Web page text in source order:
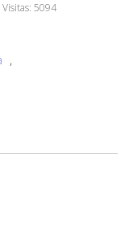
Visitas: 5094
,